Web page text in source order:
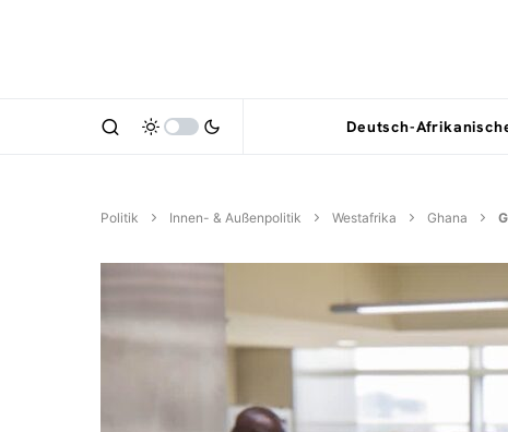
Deutsch-
Politik Innen- & Außenpolitik Westafrika Ghana